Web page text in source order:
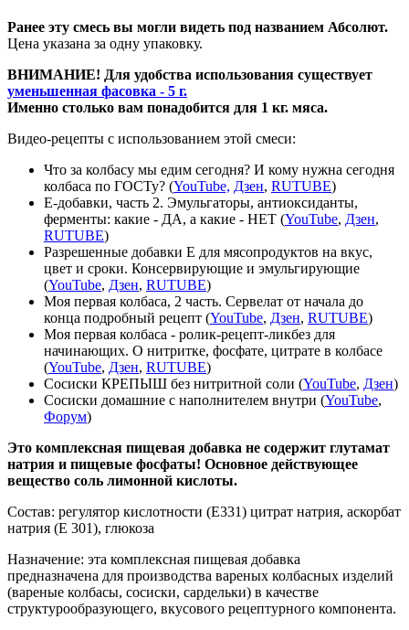
Ранее эту смесь вы могли видеть под названием Абсолют.
Цена указана за одну упаковку.
ВНИМАНИЕ! Для удобства использования существует
уменьшенная фасовка - 5 г.
Именно столько вам понадобится для 1 кг. мяса.
Видео-рецепты с использованием этой смеси:
Что за колбасу мы едим сегодня? И кому нужна сегодня
колбаса по ГОСТу? (YouTube, Дзен, RUTUBE)
Е-добавки, часть 2. Эмульгаторы, антиоксиданты,
ферменты: какие - ДА, а какие - НЕТ (YouTube, Дзен,
RUTUBE)
Разрешенные добавки Е для мясопродуктов на вкус,
цвет и сроки. Консервирующие и эмульгирующие
(YouTube, Дзен, RUTUBE)
Моя первая колбаса, 2 часть. Сервелат от начала до
конца подробный рецепт (YouTube, Дзен, RUTUBE)
Моя первая колбаса - ролик-рецепт-ликбез для
начинающих. О нитритке, фосфате, цитрате в колбасе
(YouTube, Дзен, RUTUBE)
Сосиски КРЕПЫШ без нитритной соли (YouTube, Дзен)
Сосиски домашние с наполнителем внутри (YouTube,
Форум)
Это комплексная пищевая добавка не содержит глутамат
натрия и пищевые фосфаты! Основное действующее
вещество соль лимонной кислоты.
Состав: регулятор кислотности (Е331) цитрат натрия, аскорбат
натрия (Е 301), глюкоза
Назначение: эта комплексная пищевая добавка
предназначена для производства вареных колбасных изделий
(вареные колбасы, сосиски, сардельки) в качестве
структурообразующего, вкусового рецептурного компонента.